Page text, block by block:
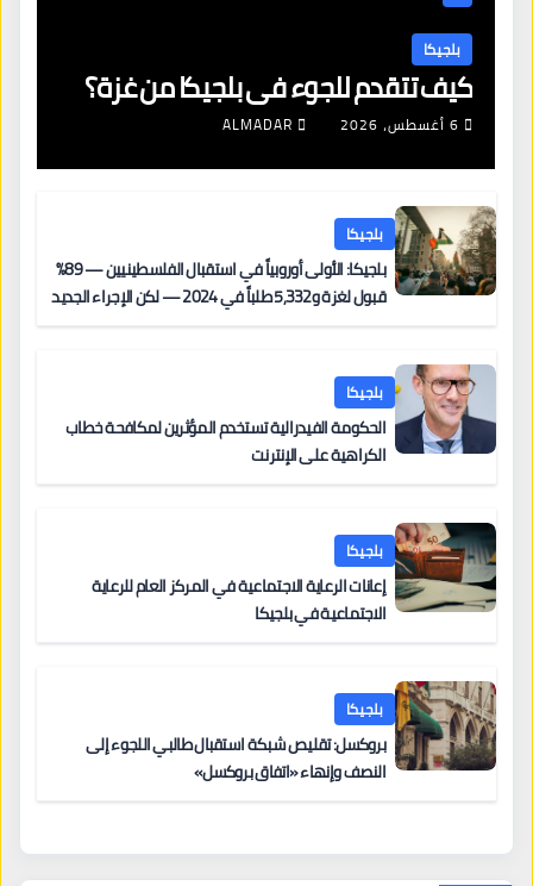
بلجيكا
كيف تتقدم للجوء في بلجيكا من غزة؟
6 أغسطس، 2026 ALMADAR
بلجيكا
بلجيكا: الأولى أوروبياً في استقبال الفلسطينيين — 89%
قبول لغزة و5,332 طلباً في 2024 — لكن الإجراء الجديد
بلجيكا
الحكومة الفيدرالية تستخدم المؤثرين لمكافحة خطاب
الكراهية على الإنترنت
بلجيكا
إعانات الرعاية الاجتماعية في المركز العام للرعاية
الاجتماعية في بلجيكا
بلجيكا
بروكسل: تقليص شبكة استقبال طالبي اللجوء إلى
النصف وإنهاء «اتفاق بروكسل»